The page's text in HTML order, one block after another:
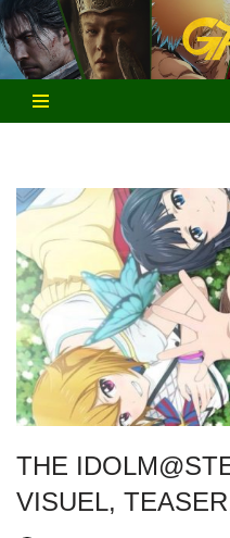
Aller
au
contenu
THE
VISUEL,